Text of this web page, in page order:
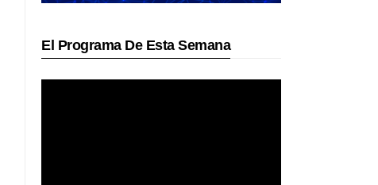
El Programa De Esta Semana